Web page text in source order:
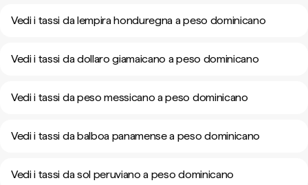
Vedi i tassi da lempira honduregna a peso dominicano
Vedi i tassi da dollaro giamaicano a peso dominicano
Vedi i tassi da peso messicano a peso dominicano
Vedi i tassi da balboa panamense a peso dominicano
Vedi i tassi da sol peruviano a peso dominicano